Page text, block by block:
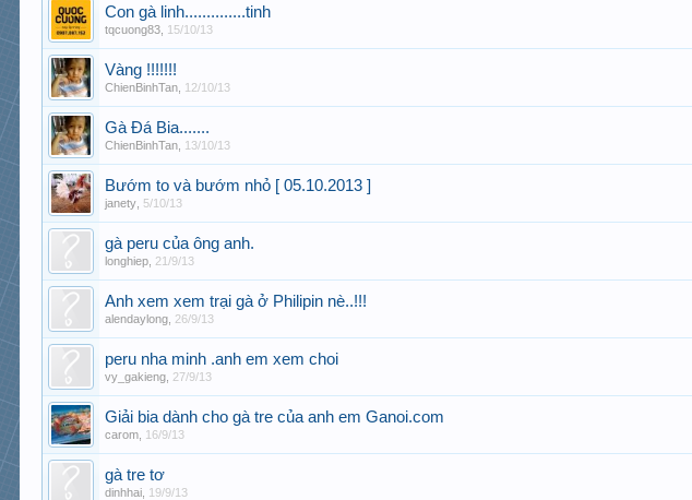
Con gà linh..............tinh
tqcuong83 15/10/13
Vàng !!!!!!!
ChienBinhTan 12/10/13
Gà Đá Bia.......
ChienBinhTan 13/10/13
Bướm to và bướm nhỏ [ 05.10.2013 ]
janety 5/10/13
gà peru của ông anh.
longhiep 21/9/13
Anh xem xem trại gà ở Philipin nè..!!!
alendaylong 26/9/13
peru nha minh .anh em xem choi
vy_gakieng 27/9/13
Giải bia dành cho gà tre của anh em Ganoi.com
carom 16/9/13
gà tre tơ
dinhhai 19/9/13